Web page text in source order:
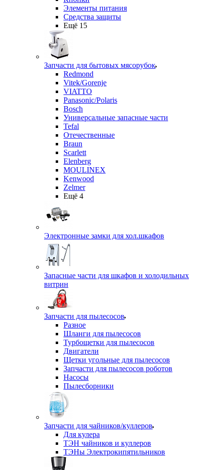
Элементы питания
Средства защиты
Ещё 15
Запчасти для бытовых мясорубок
Redmond
Vitek/Gorenje
VIATTO
Panasonic/Polaris
Bosch
Универсальные запасные части
Tefal
Отечественные
Braun
Scarlett
Elenberg
MOULINEX
Kenwood
Zelmer
Ещё 4
Электронные замки для хол.шкафов
Запасные части для шкафов и холодильных
витрин
Запчасти для пылесосов
Разное
Шланги для пылесосов
Турбощетки для пылесосов
Двигатели
Щетки угольные для пылесосов
Запчасти для пылесосов роботов
Насосы
Пылесборники
Запчасти для чайников/куллеров
Для кулера
ТЭН чайников и куллеров
ТЭНы Электрокипятильников